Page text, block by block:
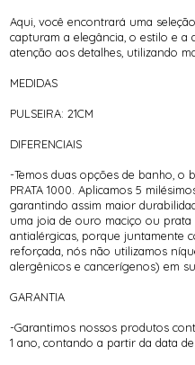
Aqui, você encontrará uma
capturam a elegância, o estilo e a
atenção aos detalhes, utilizando
MEDIDAS
PULSEIRA: 21CM
DIFERENCIAIS
-Temos duas opções de banho, o
PRATA 1000. Aplicamos 5
garantindo assim maior
uma joia de ouro maciço ou prata
antialérgicas, porque juntamente
reforçada, nós não utilizamos
alergênicos e cancerígenos) em
GARANTIA
-Garantimos nossos produtos
1 ano, contando a partir da data de